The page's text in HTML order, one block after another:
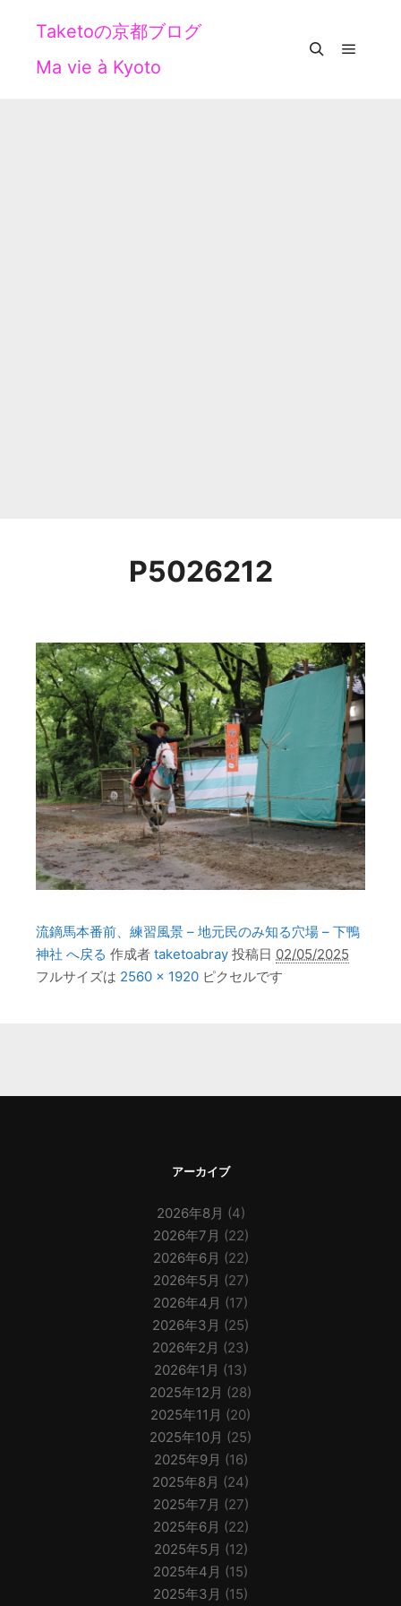
Taketoの京都ブログ
Ma vie à Kyoto
P5026212
流鏑馬本番前、練習風景 – 地元民のみ知る穴場 – 下鴨
神社 へ戻る 作成者 taketoabray 投稿日 02/05/2025
フルサイズは 2560 × 1920 ピクセルです
アーカイブ
2026年8月 (4)
2026年7月 (22)
2026年6月 (22)
2026年5月 (27)
2026年4月 (17)
2026年3月 (25)
2026年2月 (23)
2026年1月 (13)
2025年12月 (28)
2025年11月 (20)
2025年10月 (25)
2025年9月 (16)
2025年8月 (24)
2025年7月 (27)
2025年6月 (22)
2025年5月 (12)
2025年4月 (15)
2025年3月 (15)